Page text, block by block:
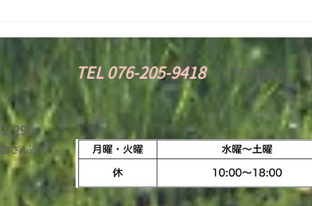
とひらめきます。...
29
さん近く
TEL 076-205-9418​ （ ご予約専用）